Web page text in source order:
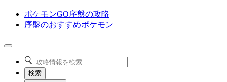
ポケモンGO序盤の攻略
序盤のおすすめポケモン
検索